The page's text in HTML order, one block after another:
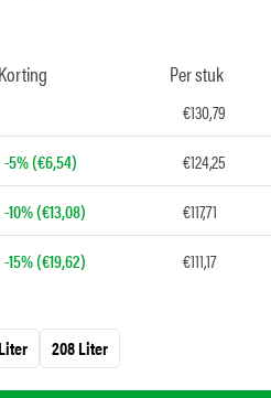
Korting Per stuk
€130,79
-5% (€6,54)
€124,25
-10% (€13,08)
€117,71
-15% (€19,62) €111,17
208 Liter